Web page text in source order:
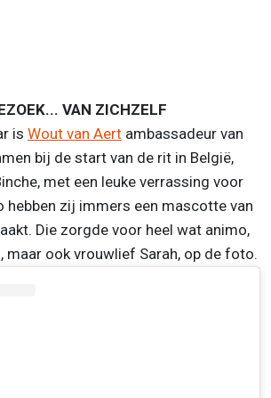
VAN ZICHZELF
is Wout van Aert ambassadeur van
bij de start van de rit in België,
met een leuke verrassing voor
hebben zij immers een mascotte van
Die zorgde voor heel wat animo,
maar ook vrouwlief Sarah, op de foto.